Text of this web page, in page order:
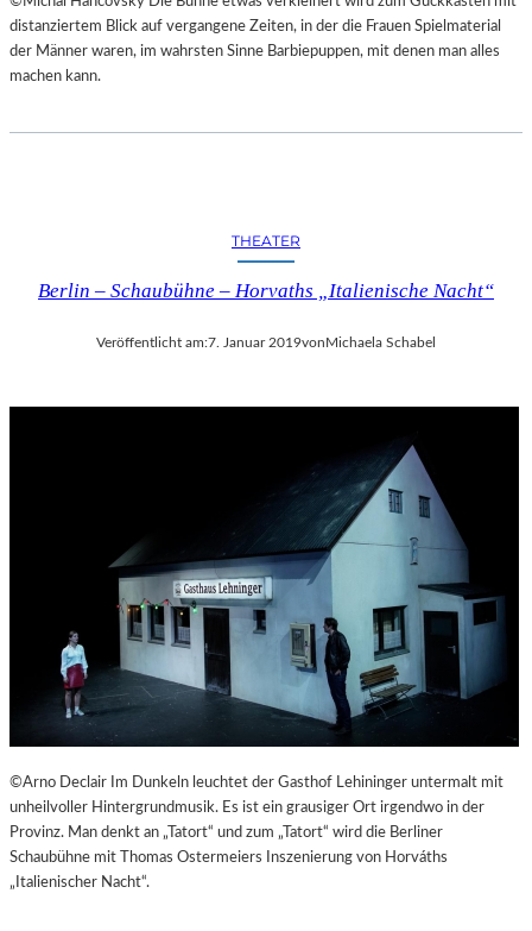
distanziertem Blick auf vergangene Zeiten, in der die Frauen Spielmaterial
der Männer waren, im wahrsten Sinne Barbiepuppen, mit denen man alles
machen kann.
THEATER
Berlin – Schaubühne – Horvaths „Italienische Nacht“
Veröffentlicht am:7. Januar 2019vonMichaela Schabel
©Arno Declair Im Dunkeln leuchtet der Gasthof Lehininger untermalt mit
unheilvoller Hintergrundmusik. Es ist ein grausiger Ort irgendwo in der
Provinz. Man denkt an „Tatort“ und zum „Tatort“ wird die Berliner
Schaubühne mit Thomas Ostermeiers Inszenierung von Horváths
„Italienischer Nacht“.